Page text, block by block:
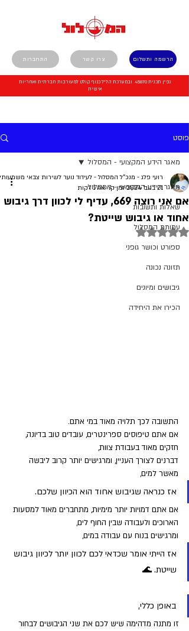
התחברות הרשמה ותשלום צרו קשר
גפ"ן תכנית 45870 ובמערכת הל"ל כגוף קולט למעורבות חברתית ואחריות
אישית
פוסט
מאגר הידע המקצועי - המסלול
שאלות ותשובות
עמותת המסלול
ספורט וכושר גופני
תזונה נכונה
גיבושים ומיונים
הכירו את היחידה
מאגר הידע המקצועי - המסלול
אם אני רוצה 669, עדיף לי לכוון דרך גיבוש
אחוד או גיבוש שייטת?
רועי פלג - מנכ"ל המסלול - לעידוד נוער לשירות צבאי משמעותי
21 בנוב׳ 2024
זמן קריאה 1 דקות
דירוג של NaN מתוך 5 כוכבים
התשובה לכך תלויה מאוד במי אתם.
אם אתם טיפוסים ספרינטרים, עובדים טוב בדיונה,
חזקים מאוד בעבודת צוות,
דברנים לצורך העניין, ומרגישים יותר קרוב ליבשה
מאשר למים,
אז כנראה שגיבוש אחוד הוא הכיוון שלכם.
אם אתם דמויות יותר מימיות, מתחברים מאוד למסעות
הארוכים ולעבודה שבין החוף לים,
ומרגישים בנוח עם עבודה במים,
אז הייתי אומר שכדאי לכם לכוון יותר לכיוון גיבוש
שייטת. 🌊
באופן כללי,
זו מתנה מדהימה שיש לכם את שני הגיבושים לבחור